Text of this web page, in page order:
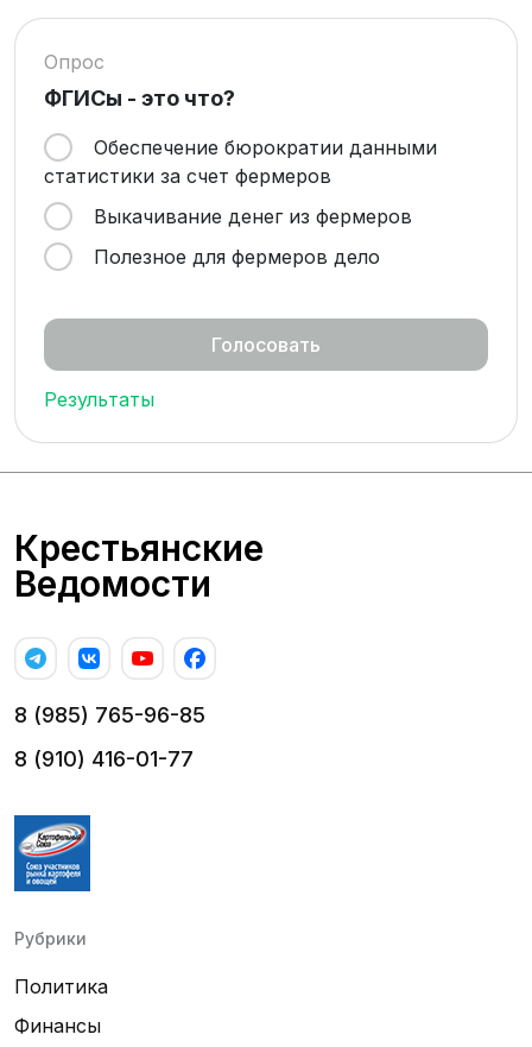
Опрос
ФГИСы - это что?
Обеспечение бюрократии данными
статистики за счет фермеров
Выкачивание денег из фермеров
Полезное для фермеров дело
Результаты
Крестьянские
Ведомости
8 (985) 765-96-85
8 (910) 416-01-77
Рубрики
Политика
Финансы